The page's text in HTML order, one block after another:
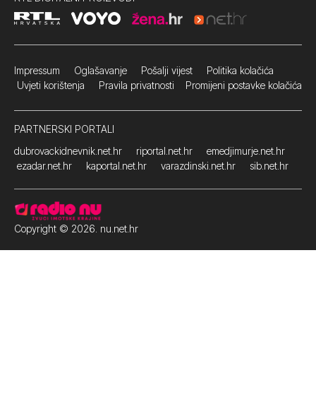
Impressum Oglašavanje Pošalji vijest Politika kolačića
Uvjeti korištenja Pravila privatnosti Promijeni postavke kolačića
PARTNERSKI PORTALI
dubrovackidnevnik.net.hr
riportal.net.hr
emedjimurje.net.hr
ezadar.net.hr
kaportal.net.hr varazdinski.net.hr sib.net.hr
Copyright © 2026. nu.net.hr